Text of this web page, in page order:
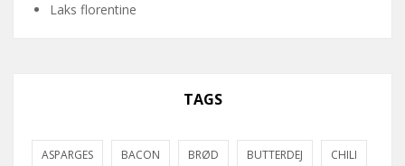
Laks florentine
TAGS
ASPARGES BACON BRØD BUTTERDEJ CHILI